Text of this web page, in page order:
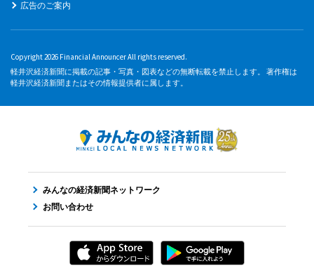
広告のご案内
Copyright 2026 Financial Announcer All rights reserved.
軽井沢経済新聞に掲載の記事・写真・図表などの無断転載を禁止します。 著作権は
軽井沢経済新聞またはその情報提供者に属します。
みんなの経済新聞ネットワーク
お問い合わせ